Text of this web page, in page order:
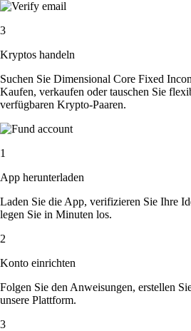
3
Kryptos handeln
Suchen Sie Dimensional Core Fixed
Kaufen, verkaufen oder tauschen Sie
verfügbaren Krypto-Paaren.
1
App herunterladen
Laden Sie die App, verifizieren Sie Ihre
legen Sie in Minuten los.
2
Konto einrichten
Folgen Sie den Anweisungen, erstellen
unsere Plattform.
3